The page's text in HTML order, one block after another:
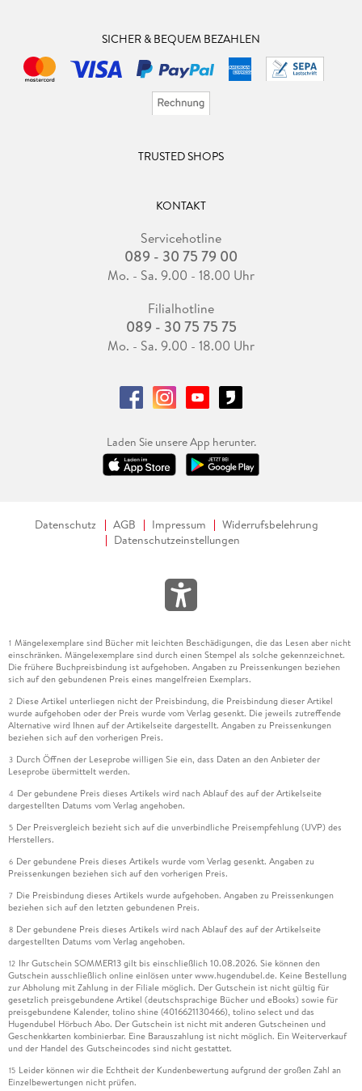
SICHER & BEQUEM BEZAHLEN
TRUSTED SHOPS
KONTAKT
Servicehotline
089 - 30 75 79 00
Mo. - Sa. 9.00 - 18.00 Uhr
Filialhotline
089 - 30 75 75 75
Mo. - Sa. 9.00 - 18.00 Uhr
Laden Sie unsere App herunter.
Datenschutz AGB Impressum
Widerrufsbelehrung
Datenschutzeinstellungen
1 Mängelexemplare sind Bücher mit leichten Beschädigungen, die das Lesen aber nicht
einschränken. Mängelexemplare sind durch einen Stempel als solche gekennzeichnet.
Die frühere Buchpreisbindung ist aufgehoben. Angaben zu Preissenkungen beziehen
sich auf den gebundenen Preis eines mangelfreien Exemplars.
2 Diese Artikel unterliegen nicht der Preisbindung, die Preisbindung dieser Artikel
wurde aufgehoben oder der Preis wurde vom Verlag gesenkt. Die jeweils zutreffende
Alternative wird Ihnen auf der Artikelseite dargestellt. Angaben zu Preissenkungen
beziehen sich auf den vorherigen Preis.
3 Durch Öffnen der Leseprobe willigen Sie ein, dass Daten an den Anbieter der
Leseprobe übermittelt werden.
4 Der gebundene Preis dieses Artikels wird nach Ablauf des auf der Artikelseite
dargestellten Datums vom Verlag angehoben.
5 Der Preisvergleich bezieht sich auf die unverbindliche Preisempfehlung (UVP) des
Herstellers.
6 Der gebundene Preis dieses Artikels wurde vom Verlag gesenkt. Angaben zu
Preissenkungen beziehen sich auf den vorherigen Preis.
7 Die Preisbindung dieses Artikels wurde aufgehoben. Angaben zu Preissenkungen
beziehen sich auf den letzten gebundenen Preis.
8 Der gebundene Preis dieses Artikels wird nach Ablauf des auf der Artikelseite
dargestellten Datums vom Verlag angehoben.
12 Ihr Gutschein SOMMER13 gilt bis einschließlich 10.08.2026. Sie können den
Gutschein ausschließlich online einlösen unter www.hugendubel.de. Keine Bestellung
zur Abholung mit Zahlung in der Filiale möglich. Der Gutschein ist nicht gültig für
gesetzlich preisgebundene Artikel (deutschsprachige Bücher und eBooks) sowie für
preisgebundene Kalender, tolino shine (4016621130466), tolino select und das
Hugendubel Hörbuch Abo. Der Gutschein ist nicht mit anderen Gutscheinen und
Geschenkkarten kombinierbar. Eine Barauszahlung ist nicht möglich. Ein Weiterverkauf
und der Handel des Gutscheincodes sind nicht gestattet.
15 Leider können wir die Echtheit der Kundenbewertung aufgrund der großen Zahl an
Einzelbewertungen nicht prüfen.